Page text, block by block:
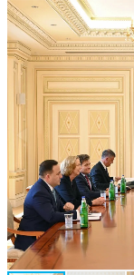
Amerika
Asiya
Afrika
Çarpaz baxış
Təhlil
Siyasi
Geosiyasi
İqtisadi
Sosioloji
Araşdırma
Multimedia